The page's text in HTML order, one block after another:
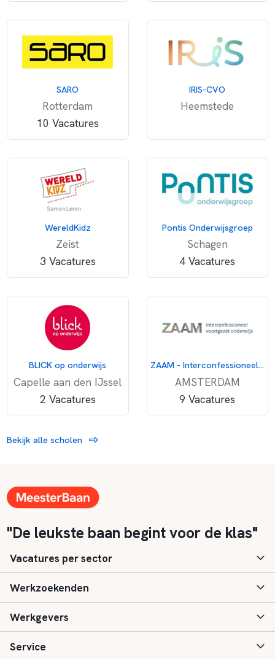
SARO
Rotterdam
10 Vacatures
IRIS-CVO
Heemstede
WereldKidz
Zeist
3 Vacatures
Pontis Onderwijsgroep
Schagen
4 Vacatures
BLICK op onderwijs
Capelle aan den IJssel
2 Vacatures
ZAAM - Interconfessioneel voortgezet onderwijs
AMSTERDAM
9 Vacatures
Bekijk alle scholen
"De leukste baan begint voor de klas"
Vacatures per sector
Basisonderwijs
Speciaal (basis) onderwijs
Voortgezet onderwijs
Werkzoekenden
Aanmelden
Vacatures
Werkgevers
Inloggen
Service